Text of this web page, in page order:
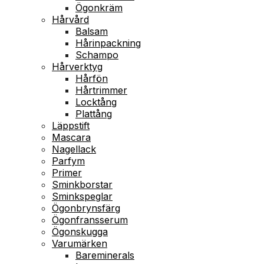
Ögonkräm
Hårvård
Balsam
Hårinpackning
Schampo
Hårverktyg
Hårfön
Hårtrimmer
Locktång
Plattång
Läppstift
Mascara
Nagellack
Parfym
Primer
Sminkborstar
Sminkspeglar
Ögonbrynsfärg
Ögonfransserum
Ögonskugga
Varumärken
Bareminerals